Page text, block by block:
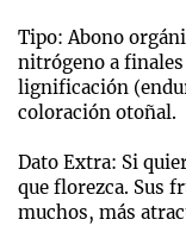
Tipo: Abono
nitrógeno a
lignificación
coloración otoñal.
Dato Extra: Si
que florezca. Sus
muchos, más